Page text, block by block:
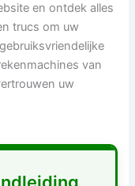
en ontdek alles
trucs om uw
van
uw